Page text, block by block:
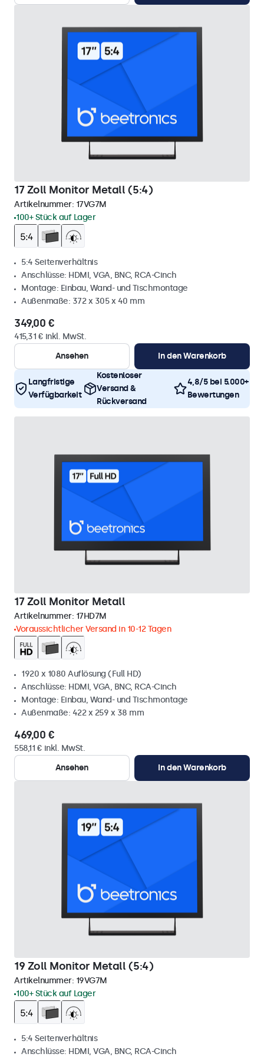
17 Zoll Monitor Metall (5:4)
Artikelnummer: 17VG7M
100+ Stück auf Lager
5:4 Seitenverhältnis
Anschlüsse: HDMI, VGA, BNC, RCA-Cinch
Montage: Einbau, Wand- und Tischmontage
Außenmaße: 372 x 305 x 40 mm
349,00 €
415,31 € inkl. MwSt.
Ansehen
In den Warenkorb
Langfristige
Verfügbarkeit
Kostenloser
Versand &
Rückversand
4,8/5 bei 5.000+
Bewertungen
17 Zoll Monitor Metall
Artikelnummer: 17HD7M
Voraussichtlicher Versand in 10-12 Tagen
1920 x 1080 Auflösung (Full HD)
Anschlüsse: HDMI, VGA, BNC, RCA-Cinch
Montage: Einbau, Wand- und Tischmontage
Außenmaße: 422 x 259 x 38 mm
469,00 €
558,11 € inkl. MwSt.
Ansehen
In den Warenkorb
19 Zoll Monitor Metall (5:4)
Artikelnummer: 19VG7M
100+ Stück auf Lager
5:4 Seitenverhältnis
Anschlüsse: HDMI, VGA, BNC, RCA-Cinch